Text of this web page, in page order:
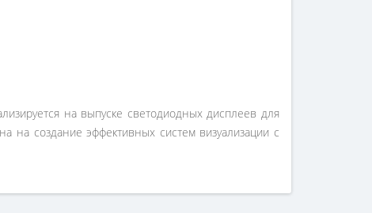
на выпуске светодиодных дисплеев для
на создание эффективных систем визуализации с